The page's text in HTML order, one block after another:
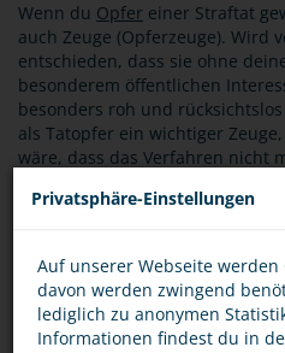
Wenn du Opfer einer Straftat
auch Zeuge (Opferzeuge). Wird
entschieden, dass sie ohne
besonderem öffentlichen
besonders roh und
als Tatopfer ein wichtiger
wäre, dass das Verfahren nicht
Privatsphäre-Einstellungen
Auf unserer Webseite werden
davon werden zwingend
lediglich zu anonymen
Informationen findest du in